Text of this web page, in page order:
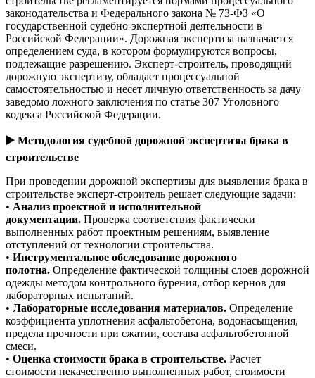
законодательства и Федерального закона № 73-ФЗ «О
государственной судебно-экспертной деятельности в
Российской Федерации». Дорожная экспертиза назначается
определением суда, в котором формулируются вопросы,
подлежащие разрешению. Эксперт-строитель, проводящий
дорожную экспертизу, обладает процессуальной
самостоятельностью и несет личную ответственность за дачу
заведомо ложного заключения по статье 307 Уголовного
кодекса Российской Федерации.
▶️ Методология судебной дорожной экспертизы брака в
строительстве
При проведении дорожной экспертизы для выявления брака в
строительстве эксперт-строитель решает следующие задачи:
• Анализ проектной и исполнительной
документации. Проверка соответствия фактически
выполненных работ проектным решениям, выявление
отступлений от технологии строительства.
• Инструментальное обследование дорожного
полотна. Определение фактической толщины слоев дорожной
одежды методом контрольного бурения, отбор кернов для
лабораторных испытаний.
• Лабораторные исследования материалов. Определение
коэффициента уплотнения асфальтобетона, водонасыщения,
предела прочности при сжатии, состава асфальтобетонной
смеси.
• Оценка стоимости брака в строительстве. Расчет
стоимости некачественно выполненных работ, стоимости